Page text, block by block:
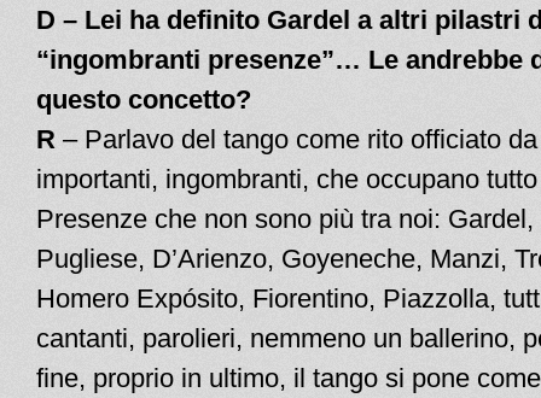
D – Lei ha definito Gardel a altri pilastri
“ingombranti presenze”… Le andrebbe
questo concetto?
R – Parlavo del tango come rito officiato
importanti, ingombranti, che occupano
Presenze che non sono più tra noi:
Pugliese, D’Arienzo, Goyeneche, Manzi,
Homero Expósito, Fiorentino, Piazzolla,
cantanti, parolieri, nemmeno un ballerino,
fine, proprio in ultimo, il tango si pone